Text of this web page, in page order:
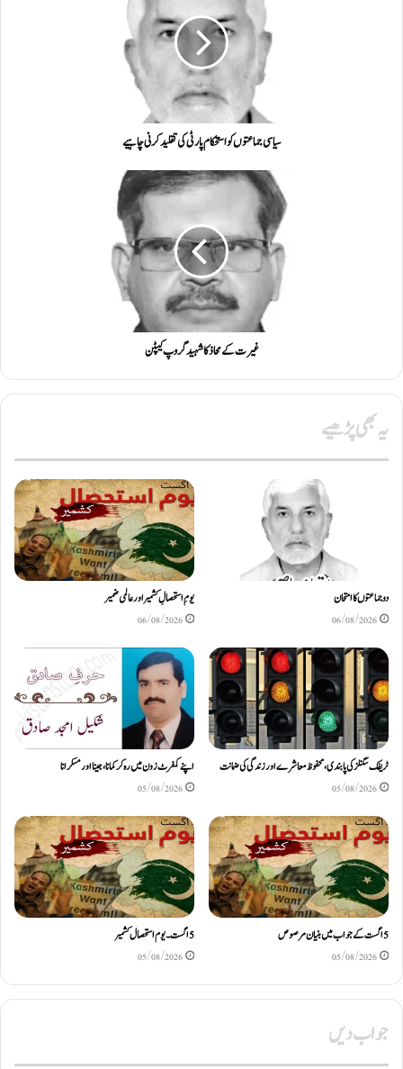
سیاسی جماعتوں کو استحکام پارٹی کی تقلید کرنی چاہیے
غیرت کے محاذ کا شہید گروپ کیپٹن
یہ بھی پڑھیے
دو جماعتوں کا امتحان
06/08/2026
یومِ استحصالِ کشمیر اور عالمی ضمیر
06/08/2026
ٹریفک سگنلز کی پابندی، محفوظ معاشرے اور زندگی کی ضمانت
05/08/2026
اپنے کمفرٹ زون میں رہ کر کمانا، جینا اور مسکرانا
05/08/2026
5اگست کے جواب میں بنیان مرصوص
05/08/2026
5اگست۔ یوم استحصال کشمیر
05/08/2026
جواب دیں